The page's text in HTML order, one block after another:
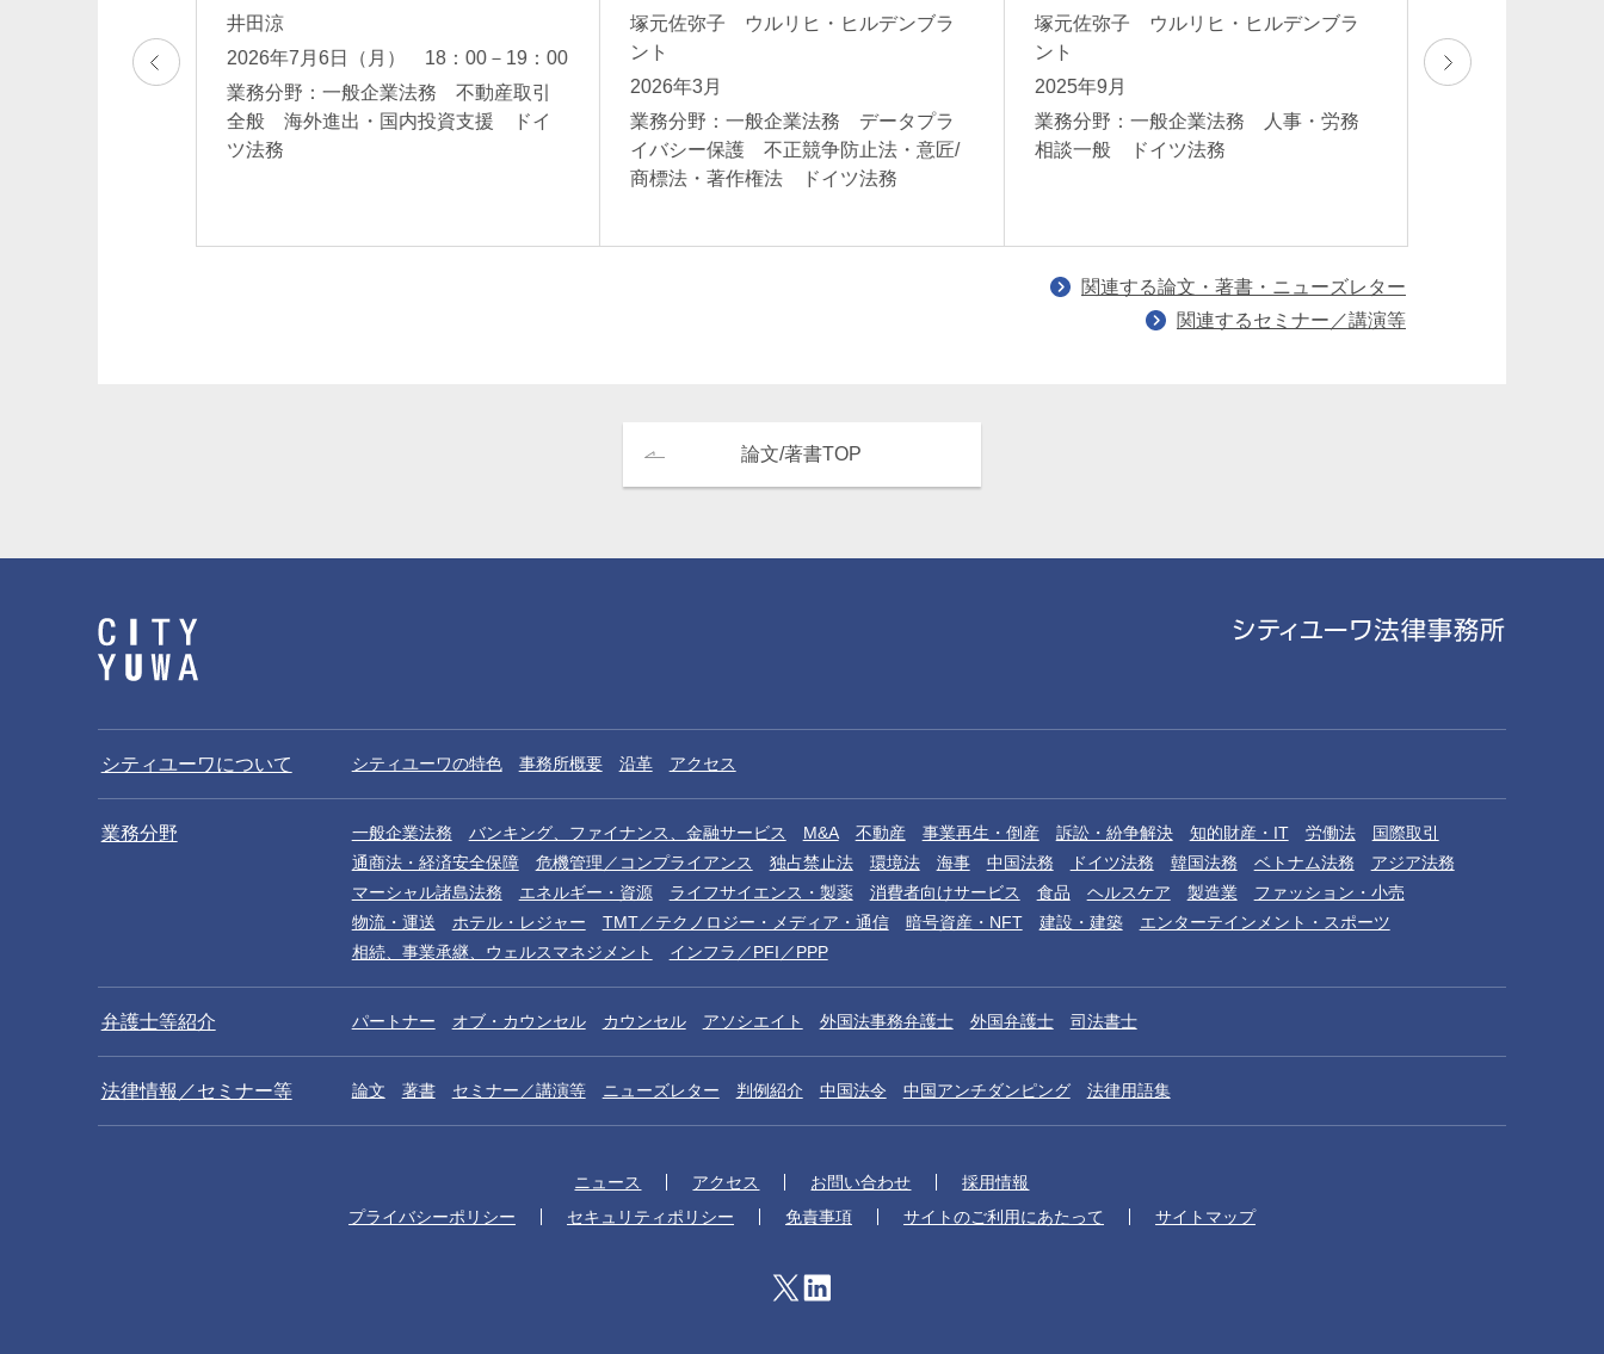
井田涼
2026年7月6日（月） 18：00－19：00
業務分野：一般企業法務 不動産取引
全般 海外進出・国内投資支援 ドイ
ツ法務
塚元佐弥子 ウルリヒ・ヒルデンブラ
ント
2026年3月
業務分野：一般企業法務 データプラ
イバシー保護 不正競争防止法・意匠/
商標法・著作権法 ドイツ法務
塚元佐弥子 ウルリヒ・ヒルデンブラ
ント
2025年9月
業務分野：一般企業法務 人事・労務
相談一般 ドイツ法務
業が留意すべきこ
塚元佐弥子 ウル
関連する論文・著書・ニューズレター
関連するセミナー／講演等
論文/著書TOP
シティユーワについて シティユーワの特色 事務所概要 沿革 アクセス
業務分野 一般企業法務 バンキング、ファイナンス、金融サービス M&A 不動産 事業再生・倒産 訴訟・紛争解決 知的財産・IT 労働法
国際取引
通商法・経済安全保障
危機管理／コンプライアンス 独占禁止法 環境法 海事 中国法務 ドイツ法務 韓国法務 ベトナム法務
アジア法務
マーシャル諸島法務
エネルギー・資源 ライフサイエンス・製薬 消費者向けサービス 食品 ヘルスケア 製造業
ファッション・小売
物流・運送
ホテル・レジャー TMT／テクノロジー・メディア・通信 暗号資産・NFT 建設・建築
エンターテインメント・スポーツ
相続、事業承継、ウェルスマネジメント
インフラ／PFI／PPP
弁護士等紹介 パートナー オブ・カウンセル カウンセル アソシエイト 外国法事務弁護士 外国弁護士 司法書士
法律情報／セミナー等 論文 著書 セミナー／講演等 ニューズレター 判例紹介 中国法令 中国アンチダンピング 法律用語集
ニュース アクセス お問い合わせ
採用情報
プライバシーポリシー
セキュリティポリシー 免責事項 サイトのご利用にあたって サイトマップ